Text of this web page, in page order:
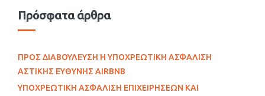
Πρόσφατα άρθρα
ΠΡΟΣ ΔΙΑΒΟΥΛΕΥΣΗ Η ΥΠΟΧΡΕΩΤΙΚΗ ΑΣΦΑΛΙΣΗ
ΑΣΤΙΚΗΣ ΕΥΘΥΝΗΣ AIRBNB
ΥΠΟΧΡΕΩΤΙΚΗ ΑΣΦΑΛΙΣΗ ΕΠΙΧΕΙΡΗΣΕΩΝ ΚΑΙ